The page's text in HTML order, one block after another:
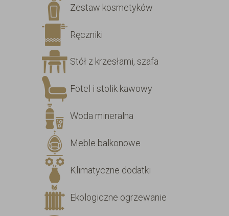
Zestaw kosmetyków
Ręczniki
Stół z krzesłami, szafa
Fotel i stolik kawowy
Woda mineralna
Meble balkonowe
Klimatyczne dodatki
Ekologiczne ogrzewanie